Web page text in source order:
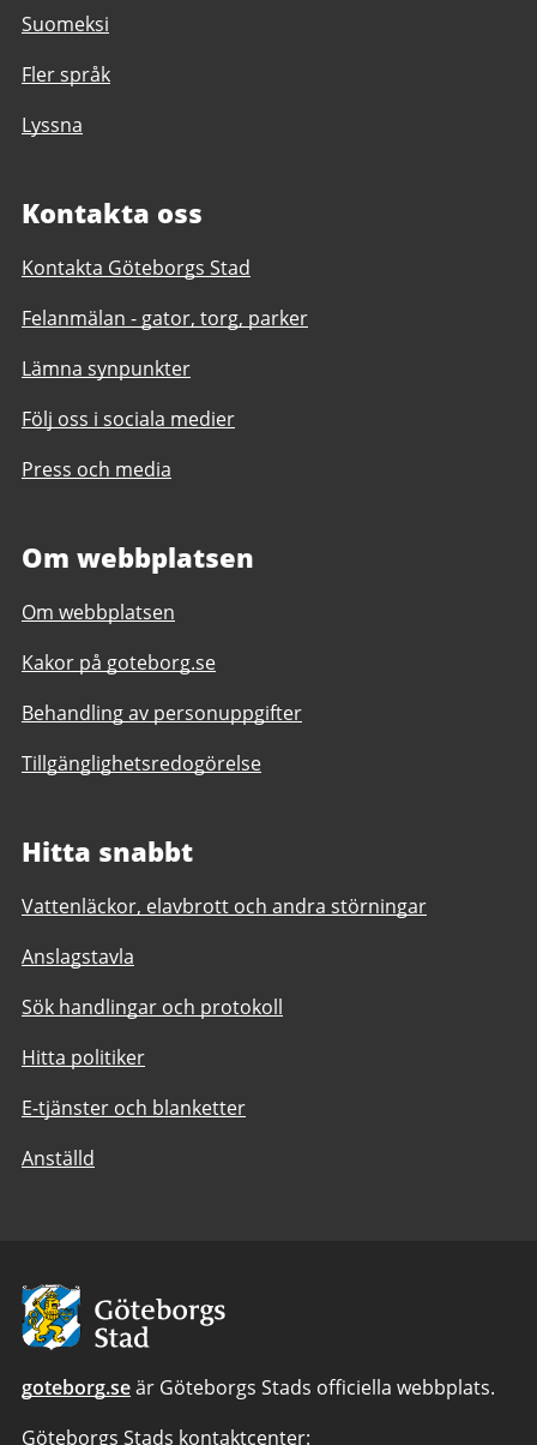
Suomeksi
Fler språk
Lyssna
Kontakta oss
Kontakta Göteborgs Stad
Felanmälan - gator, torg, parker
Lämna synpunkter
Följ oss i sociala medier
Press och media
Om webbplatsen
Om webbplatsen
Kakor på goteborg.se
Behandling av personuppgifter
Tillgänglighetsredogörelse
Hitta snabbt
Vattenläckor, elavbrott och andra störningar
Anslagstavla
Sök handlingar och protokoll
Hitta politiker
E-tjänster och blanketter
Anställd
Avsändare:
Göteborgs
Stad
goteborg.seär Göteborgs Stads officiella webbplats.
Göteborgs Stads kontaktcenter: